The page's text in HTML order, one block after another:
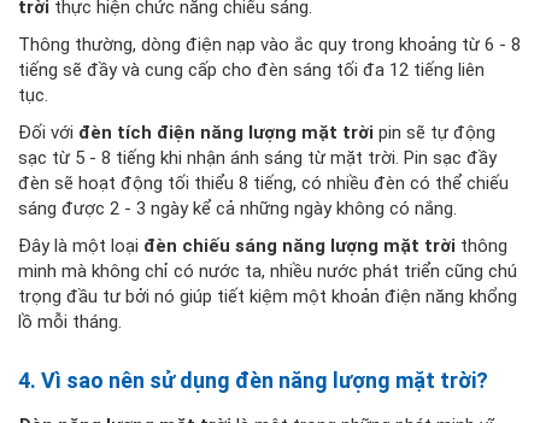
trời thực hiện chức năng chiếu sáng.
Thông thường, dòng điện nạp vào ắc quy trong khoảng từ 6 - 8
tiếng sẽ đầy và cung cấp cho đèn sáng tối đa 12 tiếng liên
tục.
Đối với đèn tích điện năng lượng mặt trời pin sẽ tự động
sạc từ 5 - 8 tiếng khi nhận ánh sáng từ mặt trời. Pin sạc đầy
đèn sẽ hoạt động tối thiểu 8 tiếng, có nhiều đèn có thể chiếu
sáng được 2 - 3 ngày kể cả những ngày không có nắng.
Đây là một loại đèn chiếu sáng năng lượng mặt trời thông
minh mà không chỉ có nước ta, nhiều nước phát triển cũng chú
trọng đầu tư bởi nó giúp tiết kiệm một khoản điện năng khổng
lồ mỗi tháng.
4. Vì sao nên sử dụng đèn năng lượng mặt trời?